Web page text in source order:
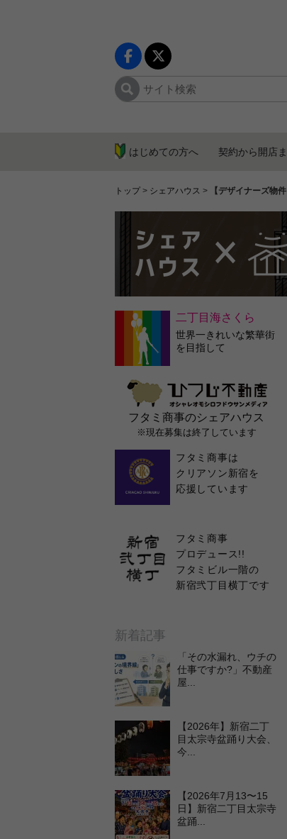
はじめての方へ 契約から開店
トップ > シェアハウス > 【デザイナーズ物
二丁目海さくら
世界一きれいな繁華街
を目指して
フタミ商事のシェアハウス
※現在募集は終了しています
フタミ商事は
クリアソン新宿を
応援しています
フタミ商事
プロデュース!!
フタミビル一階の
新宿弐丁目横丁です
新着記事
「その水漏れ、ウチの
仕事ですか?」不動産
屋...
【2026年】新宿二丁
目太宗寺盆踊り大会、
今...
【2026年7月13〜15
日】新宿二丁目太宗寺
盆踊...